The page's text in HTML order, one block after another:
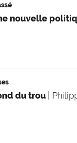
nouvelle
du trou |